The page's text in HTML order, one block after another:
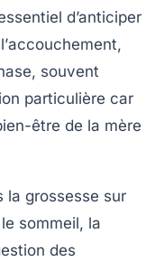
d’anticiper
accouchement,
souvent
particulière car
être de la mère
la grossesse sur
le sommeil, la
des